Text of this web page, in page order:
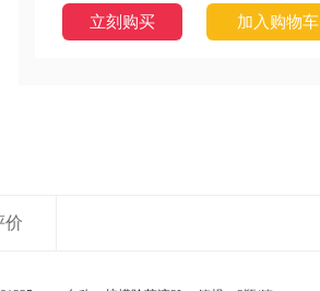
立刻购买 加入购物车
价